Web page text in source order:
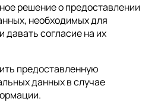
решение о предоставлении
необходимых для
давать согласие на их
предоставленную
данных в случае